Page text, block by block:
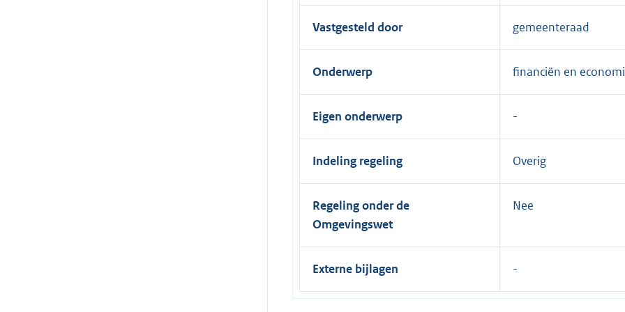
Vastgesteld door gemeenteraad
Onderwerp financiën en
Eigen onderwerp
Indeling regeling Overig
Regeling onder de
Omgevingswet
Nee
Externe bijlagen